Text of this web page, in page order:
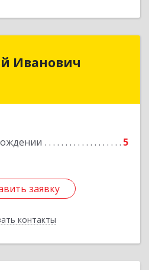
Иванович
5
заявку
контакты
Сергей Иванович
обл, г.Кемерово, пр-т
заявку
Назад